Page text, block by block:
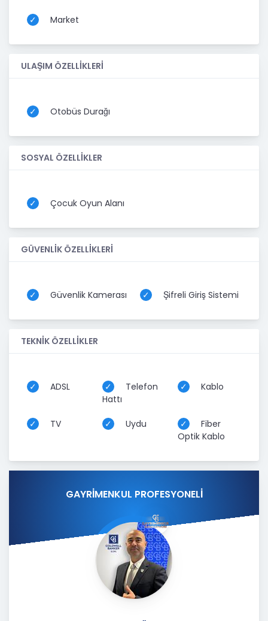
Market
ULAŞIM ÖZELLİKLERİ
Otobüs Durağı
SOSYAL ÖZELLİKLER
Çocuk Oyun Alanı
GÜVENLİK ÖZELLİKLERİ
Güvenlik Kamerası Şifreli Giriş Sistemi
TEKNİK ÖZELLİKLER
ADSL
Telefon
Hattı
Kablo
TV Uydu
Fiber
Optik Kablo
GAYRİMENKUL PROFESYONELİ